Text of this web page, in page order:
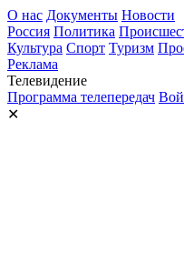
О нас Документы Новости
Россия Политика
Культура Спорт Туризм
Реклама
Телевидение
Программа телепередач
✕